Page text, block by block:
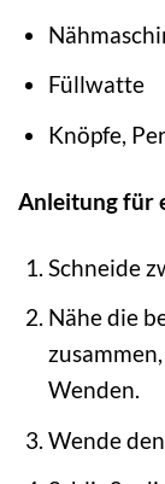
Füllwatte
Knöpfe,
Anleitung für
Schneide
Nähe die
Wenden.
Wende